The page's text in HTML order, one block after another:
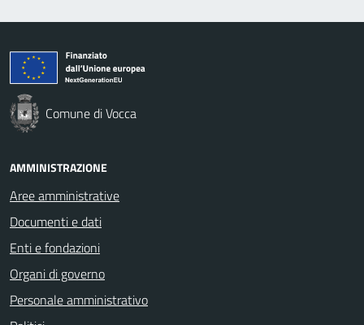
Comune di Vocca
AMMINISTRAZIONE
Aree amministrative
Documenti e dati
Enti e fondazioni
Organi di governo
Personale amministrativo